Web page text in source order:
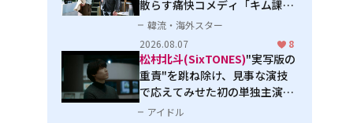
散らす痛快コメディ「キム課長
とソ理事～Bravo! Your Life
～」
韓流・海外スター
2026.08.07
8
松村北斗(SixTONES)"実写版の
重責"を跳ね除け、見事な演技
で応えてみせた初の単独主演映
画「秒速5センチメートル」
アイドル